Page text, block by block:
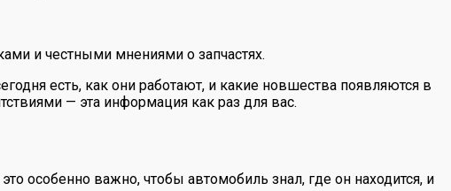
и честными мнениями о запчастях.
есть, как они работают, и какие новшества появляются в
— эта информация как раз для вас.
особенно важно, чтобы автомобиль знал, где он находится, и